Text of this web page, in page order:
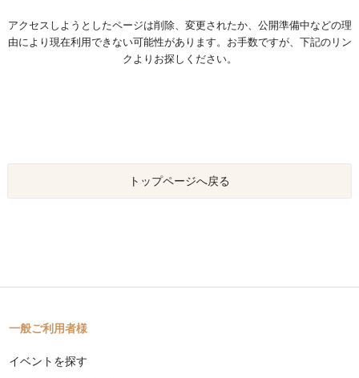
アクセスしようとしたページは削除、変更されたか、公開準備中などの理
由により現在利用できない可能性があります。お手数ですが、下記のリン
クよりお探しください。
トップページへ戻る
一般ご利用者様
イベントを探す